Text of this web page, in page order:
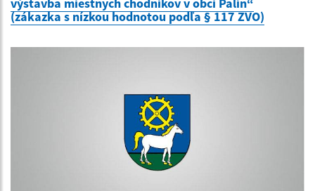
(zákazka s nízkou hodnotou podľa § 117 ZVO)